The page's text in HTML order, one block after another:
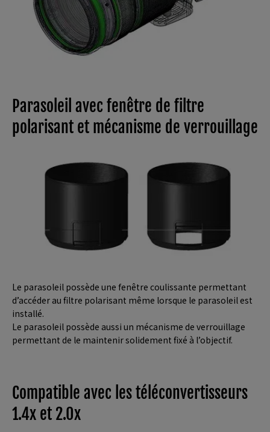
Parasoleil avec fenêtre de filtre
polarisant et mécanisme de verrouillage
Le parasoleil possède une fenêtre coulissante permettant
d’accéder au filtre polarisant même lorsque le parasoleil est
installé.
Le parasoleil possède aussi un mécanisme de verrouillage
permettant de le maintenir solidement fixé à l’objectif.
Compatible avec les téléconvertisseurs
1.4x et 2.0x